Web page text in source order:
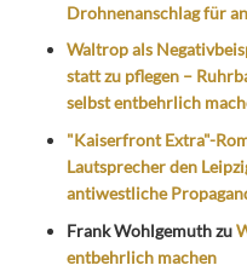
Drohnenanschlag für
Waltrop als
statt zu pflegen –
selbst entbehrlich
"Kaiserfront Extra"-
Lautsprecher den
antiwestliche
Frank Wohlgemuthzu
entbehrlich machen